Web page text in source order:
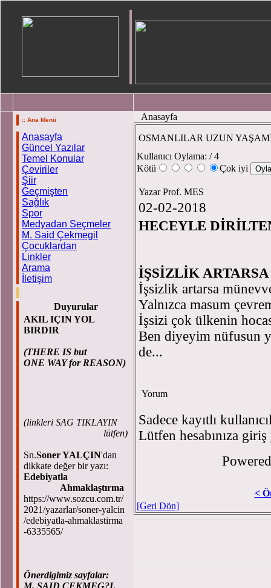
:: Ana Menü
Anasayfa
Güncel Yazılar
Temel Konular
Çeviriler
Şiir
Geçmişten
Sağlık
Spor
Medyadan Seçmeler
M. Said Çekmegil
Çocuklardan
Linkler
Arama
İletişim
Duyurular
AKIL IÇIN YOL
BIRDIR
(THERE IS but
ONE WAY for REASON)
(linkleri SAG TIKLAYIN
lütfen)
Sn.Soner YALÇIN'dan
dikkate değer bir yazı:
Edebiyatla
Ahmaklaştırma
https://www.sozcu.com.tr/
2021/yazarlar/soner-yalcin
/edebiyatla-ahmaklastirma
-6335565/
Önerdigimiz sayfalar:
M. SAID ÇEKMEG?L
Anasayfa
OSMANLILAR UZUN
Kullanıcı Oylama: / 4
Kötü
Çok iyi
Yazar Prof. MES
02-02-2018
HECEYLE
İŞSİZLİK ARTARSA
İşsizlik artarsa
Yalnızca masum
İşsizi çok ülkenin
Ben diyeyim nüfusun
de...
Yorum
Sadece kayıtlı
Lütfen hesabınıza
<
[Geri Dön]